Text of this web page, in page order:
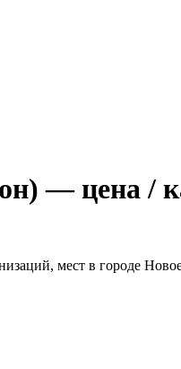
— цена /
мест в городе